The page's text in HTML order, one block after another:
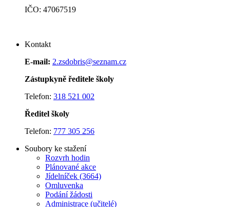
IČO: 47067519
Kontakt
E-mail: 2.zsdobris@seznam.cz
Zástupkyně ředitele školy
Telefon: 318 521 002
Ředitel školy
Telefon: 777 305 256
Soubory ke stažení
Rozvrh hodin
Plánované akce
Jídelníček (3664)
Omluvenka
Podání žádosti
Administrace (učitelé)